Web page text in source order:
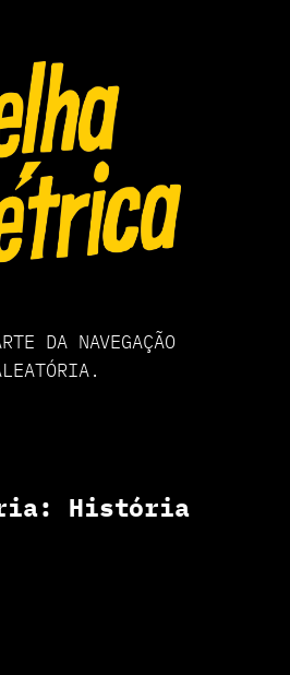
DA NAVEGAÇÃO
História